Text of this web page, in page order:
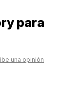
para
una opinión